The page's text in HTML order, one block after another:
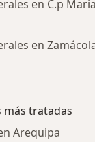
en C.p
en
más tratadas
Arequipa